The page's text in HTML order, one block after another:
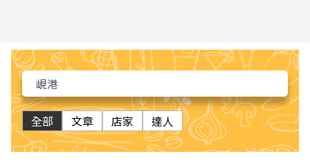
全部 文章 店家 達人